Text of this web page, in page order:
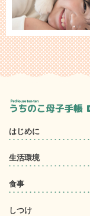
はじめに
生活環境
食事
しつけ